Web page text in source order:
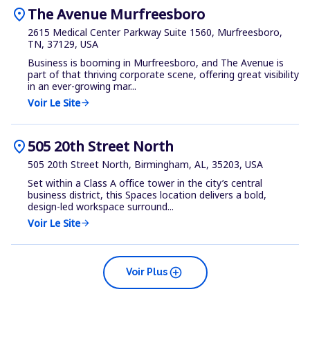
location_onThe Avenue Murfreesboro
2615 Medical Center Parkway Suite 1560, Murfreesboro,
TN, 37129, USA
Business is booming in Murfreesboro, and The Avenue is
part of that thriving corporate scene, offering great visibility
in an ever-growing mar...
Voir Le Sitearrow_forward
location_on505 20th Street North
505 20th Street North, Birmingham, AL, 35203, USA
Set within a Class A office tower in the city’s central
business district, this Spaces location delivers a bold,
design-led workspace surround...
Voir Le Sitearrow_forward
add_circle
Voir Plus